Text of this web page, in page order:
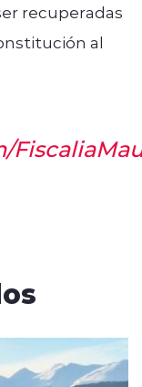
recuperadas
al